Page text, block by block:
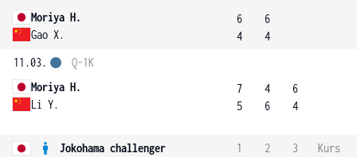
Moriya H.
Gao X.
6
4
6
4
11.03.
Moriya H.
Li Y.
Q-1K
7
5
4
6
6
4
Jokohama challenger 1 2 3
Kurs